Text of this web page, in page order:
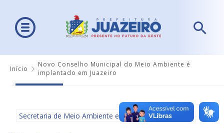
Início
Novo Conselho Municipal do Meio Ambiente é
implantado em Juazeiro
Secretaria de Meio Ambiente e Ordenamento Urbano